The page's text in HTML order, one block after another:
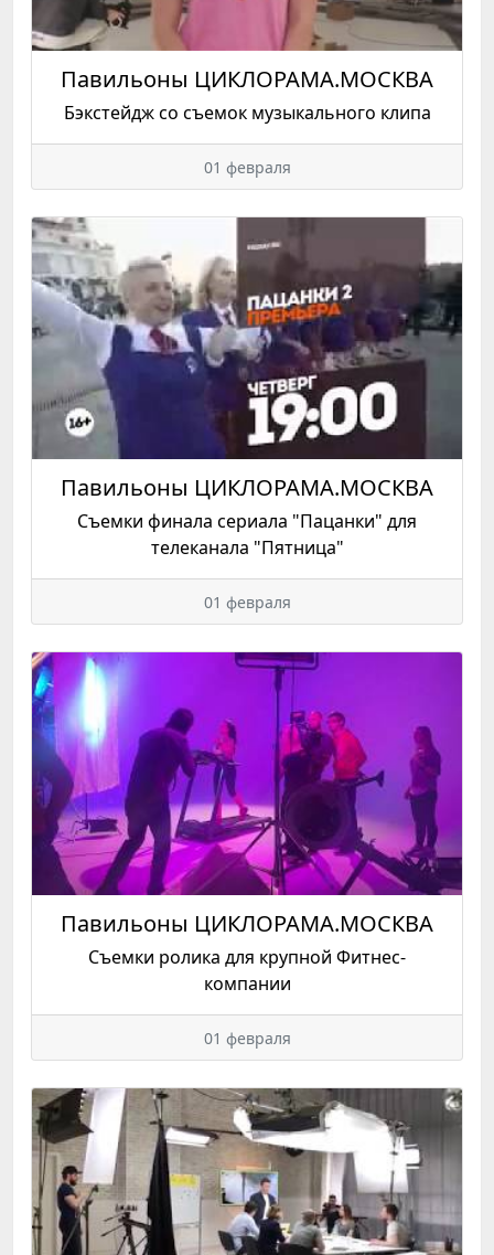
Павильоны ЦИКЛОРАМА.МОСКВА
Бэкстейдж со съемок музыкального клипа
01 февраля
Павильоны ЦИКЛОРАМА.МОСКВА
Съемки финала сериала "Пацанки" для
телеканала "Пятница"
01 февраля
Павильоны ЦИКЛОРАМА.МОСКВА
Съемки ролика для крупной Фитнес-
компании
01 февраля